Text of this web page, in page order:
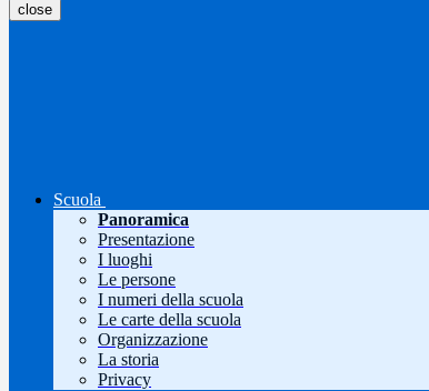
close
Scuola
Panoramica
Presentazione
I luoghi
Le persone
I numeri della scuola
Le carte della scuola
Organizzazione
La storia
Privacy